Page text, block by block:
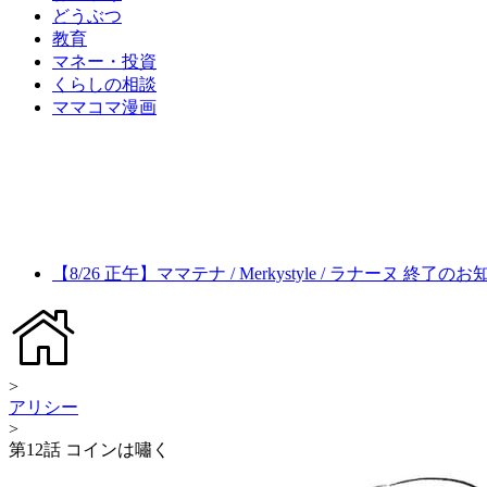
どうぶつ
教育
マネー・投資
くらしの相談
ママコマ漫画
【8/26 正午】ママテナ / Merkystyle / ラナーヌ 終了のお
>
アリシー
>
第12話 コインは嘯く